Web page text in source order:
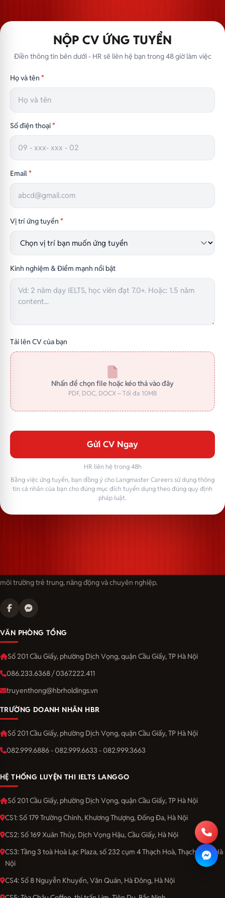
NỘP CV ỨNG TUYỂN
Điền thông tin bên dưới - HR sẽ liên hệ bạn trong 48 giờ làm việc
Họ và tên *
Số điện thoại*
Email*
Vị trí ứng tuyển *
Kinh nghiệm & Điểm mạnh nổi bật
Tải lên CV của bạn
Nhấn để chọn file hoặc kéo thả vào đây
PDF, DOC, DOCX – Tối đa 10MB
Gửi CV Ngay
HR liên hệ trong 48h
Bằng việc ứng tuyển, bạn đồng ý cho Langmaster Careers sử dụng thông
tin cá nhân của bạn cho đúng mục đích tuyển dụng theo đúng quy định
pháp luật.
môi trường trẻ trung, năng động và chuyên nghiệp.
VĂN PHÒNG TỔNG
Số 201 Cầu Giấy, phường Dịch Vọng, quận Cầu Giấy, TP Hà Nội
086.233.6368 / 0367.222.411
truyenthong@hbrholdings.vn
TRƯỜNG DOANH NHÂN HBR
Số 201 Cầu Giấy, phường Dịch Vọng, quận Cầu Giấy, TP Hà Nội
082.999.6886 - 082.999.6633 - 082.999.3663
HỆ THỐNG LUYỆN THI IELTS LANGGO
Số 201 Cầu Giấy, phường Dịch Vọng, quận Cầu Giấy, TP Hà Nội
CS1: Số 179 Trường Chinh, Khương Thượng, Đống Đa, Hà Nội
CS2: Số 169 Xuân Thủy, Dịch Vọng Hậu, Cầu Giấy, Hà Nội
CS3: Tầng 3 toà Hoà Lạc Plaza, số 232 cụm 4 Thạch Hoà, Thạch Thất, Hà
Nội
CS4: Số 8 Nguyễn Khuyến, Văn Quán, Hà Đông, Hà Nội